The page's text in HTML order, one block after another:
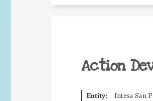
Action
Entity: Intesa San